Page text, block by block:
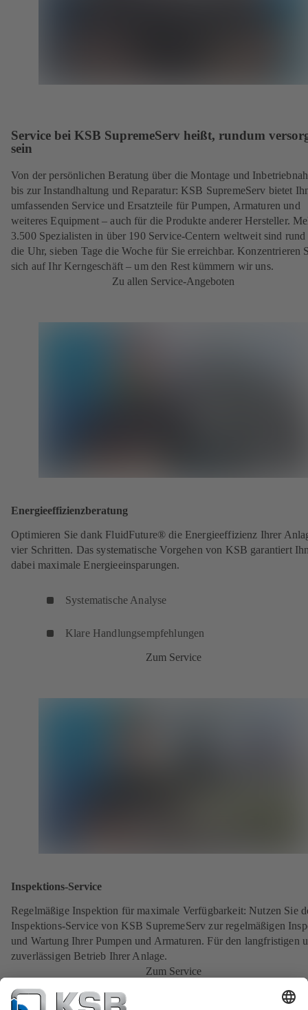
Service bei KSB SupremeServ heißt, rundum
sein
Von der persönlichen Beratung über die Montage und
bis zur Instandhaltung und Reparatur: KSB SupremeServ bietet
umfassenden Service und Ersatzteile für Pumpen, Armaturen und
weiteres Equipment – auch für die Produkte anderer Hersteller.
3.500 Spezialisten in über 190 Service-Centern weltweit sind rund
die Uhr, sieben Tage die Woche für Sie erreichbar. Konzentrieren
sich auf Ihr Kerngeschäft – um den Rest kümmern wir uns.
Zu allen Service-Angeboten
Energieeffizienzberatung
Optimieren Sie dank FluidFuture® die Energieeffizienz Ihrer
vier Schritten. Das systematische Vorgehen von KSB garantiert
dabei maximale Energieeinsparungen.
Systematische Analyse
Klare Handlungsempfehlungen
Zum Service
Inspektions-Service
Regelmäßige Inspektion für maximale Verfügbarkeit: Nutzen Sie
Inspektions-Service von KSB SupremeServ zur regelmäßigen
und Wartung Ihrer Pumpen und Armaturen. Für den langfristigen
zuverlässigen Betrieb Ihrer Anlage.
Zum Service